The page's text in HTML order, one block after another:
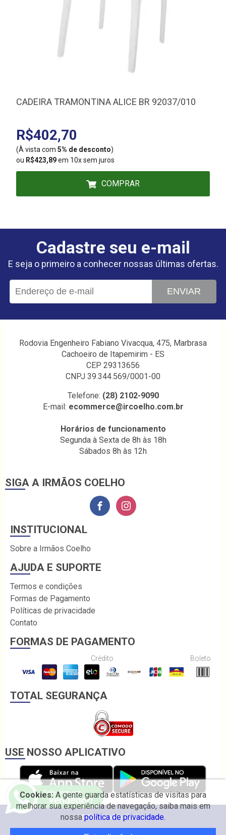
CADEIRA TRAMONTINA ALICE BR 92037/010
R$402,70
(À vista com 5% de desconto)
ou R$423,89em 10x sem juros
COMPRAR
Cadastre seu e-mail
E seja o primeiro a conhecer nossas últimas ofertas.
ENVIAR
Rodovia Engenheiro Fabiano Vivacqua, 475, Marbrasa
Cachoeiro de Itapemirim - ES
CEP 29313656
CNPJ 39.344.569/0001-00
Telefone: (28) 2102-9090
E-mail: ecommerce@ircoelho.com.br
Horários de funcionamento
Segunda à Sexta de 8h às 18h
Sábados 8h às 12h
SIGA A IRMÃOS COELHO
INSTITUCIONAL
Sobre a Irmãos Coelho
AJUDA E SUPORTE
Termos e condições
Formas de Pagamento
Políticas de privacidade
Contato
FORMAS DE PAGAMENTO
Crédito Boleto
TOTAL SEGURANÇA
USE NOSSO APLICATIVO
Cookies:A gente guarda estatísticas de visitas para
melhorar sua experiência de navegação, saiba mais em
nossapolítica de privacidade.
© 2026 Irmãos Coelho.